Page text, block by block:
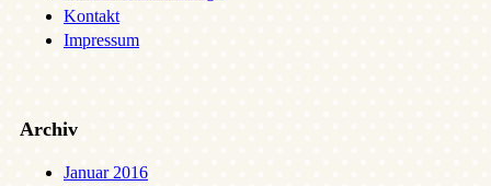
Kontakt
Impressum
Archiv
Januar 2016